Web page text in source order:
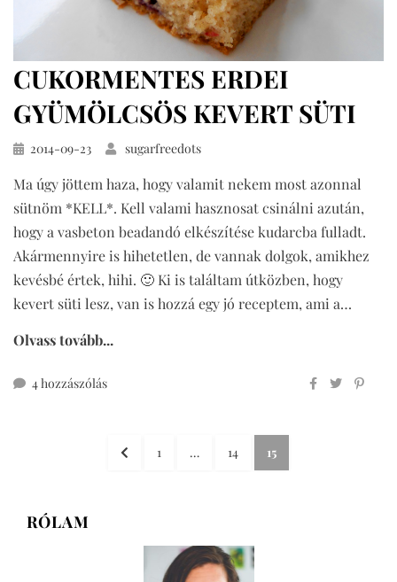
CUKORMENTES ERDEI
GYÜMÖLCSÖS KEVERT SÜTI
Közzétéve
2014-09-23 sugarfreedots
Ma úgy jöttem haza, hogy valamit nekem most azonnal
sütnöm *KELL*. Kell valami hasznosat csinálni azután,
hogy a vasbeton beadandó elkészítése kudarcba fulladt.
Akármennyire is hihetetlen, de vannak dolgok, amikhez
kevésbé értek, hihi. 🙂 Ki is találtam útközben, hogy
kevert süti lesz, van is hozzá egy jó receptem, ami a…
Olvass tovább...
4 hozzászóláscukormentes
süti
Bejegyzések ELŐZŐOLDAL
1 … OLDAL
14 OLDAL
15
RÓLAM